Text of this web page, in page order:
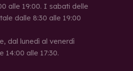
alle 19:00. I sabati delle
dalle 8:30 alle 19:00
dal lunedì al venerdì
14:00 alle 17:30.